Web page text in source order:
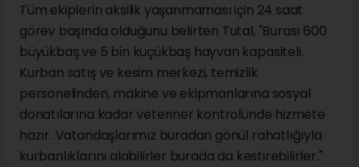
Tüm ekiplerin aksilik yaşanmaması için 24 saat
görev başında olduğunu belirten Tutal, "Burası 600
büyükbaş ve 5 bin küçükbaş hayvan kapasiteli.
Kurban satış ve kesim merkezi, temizlik
personelinden, makine ve ekipmanlarına sosyal
donatılarına kadar veteriner kontrolünde hizmete
hazır. Vatandaşlarımız buradan gönül rahatlığıyla
kurbanlıklarını alabilirler burada da kestirebilirler."